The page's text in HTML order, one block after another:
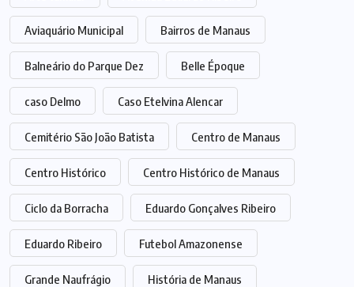
Aviaquário Municipal Bairros de Manaus
Balneário do Parque Dez Belle Époque
caso Delmo Caso Etelvina Alencar
Cemitério São João Batista Centro de Manaus
Centro Histórico Centro Histórico de Manaus
Ciclo da Borracha Eduardo Gonçalves Ribeiro
Eduardo Ribeiro Futebol Amazonense
Grande Naufrágio História de Manaus